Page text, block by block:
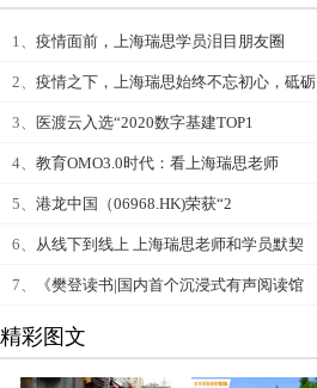
1、 疫情面前，上海瑞思学员泪目朋友圈
2、 疫情之下，上海瑞思始终不忘初心，砥砺
3、 医渡云入选“2020数字基建TOP1
4、 教育OMO3.0时代：看上海瑞思老师
5、 港龙中国（06968.HK)荣获“2
6、 从线下到线上 上海瑞思老师和学员默契
7、 《樊登读书|国内首个沉浸式有声阅读馆
精彩图文